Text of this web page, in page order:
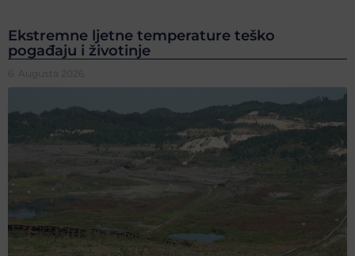
Ekstremne ljetne temperature teško
pogađaju i životinje
6. Augusta 2026.